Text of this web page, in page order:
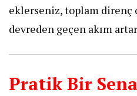
eklerseniz, toplam direnç
devreden geçen akım
Pratik Bir